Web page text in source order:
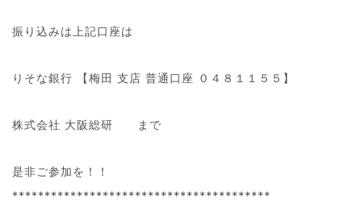
振り込みは上記口座は
りそな銀行 【梅田 支店 普通口座 ０４８１１５５】
株式会社 大阪総研 まで
是非ご参加を！！
****************************************